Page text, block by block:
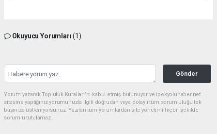
Okuyucu Yorumları(1)
Gönder
Yorum yazarak Topluluk Kuralları’nı kabul etmiş bulunuyor ve ipekyoluhaber.net
sitesine yaptığınız yorumunuzla ilgili doğrudan veya dolaylı tüm sorumluluğu tek
başınıza üstleniyorsunuz. Yazılan tüm yorumlardan site yönetimi hiçbir şekilde
sorumlu tutulamaz.